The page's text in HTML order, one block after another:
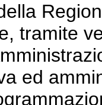
tramite
ed